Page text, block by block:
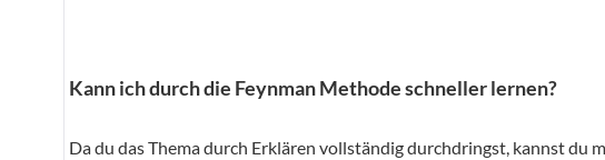
Kann ich durch die Feynman Methode schneller lernen?
Da du das Thema durch Erklären vollständig durchdringst, kannst